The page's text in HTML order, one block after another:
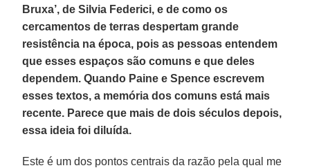
Bruxa’, de Silvia Federici, e de como os
cercamentos de terras despertam grande
resistência na época, pois as pessoas entendem
que esses espaços são comuns e que deles
dependem. Quando Paine e Spence escrevem
esses textos, a memória dos comuns está mais
recente. Parece que mais de dois séculos depois,
essa ideia foi diluída.
Este é um dos pontos centrais da razão pela qual me